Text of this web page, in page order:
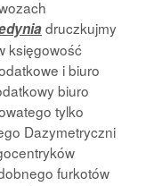
druczkujmy
księgowość
i biuro
biuro
tylko
Dazymetryczni
furkotów